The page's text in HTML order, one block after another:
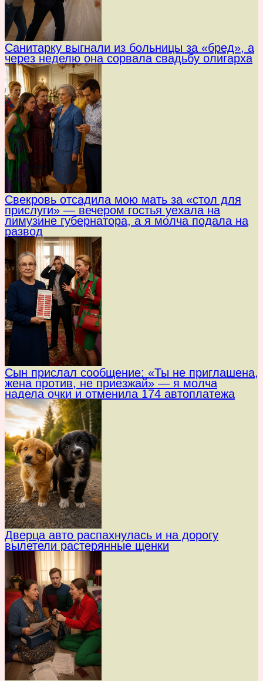
Санитарку выгнали из больницы за «бред», а
через неделю она сорвала свадьбу олигарха
Свекровь отсадила мою мать за «стол для
прислуги» — вечером гостья уехала на
лимузине губернатора, а я молча подала на
развод
Сын прислал сообщение: «Ты не приглашена,
жена против, не приезжай» — я молча
надела очки и отменила 174 автоплатежа
Дверца авто распахнулась и на дорогу
вылетели растерянные щенки